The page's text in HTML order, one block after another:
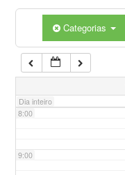
Categorias
Dia inteiro
7:00
8:00
9:00